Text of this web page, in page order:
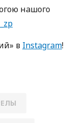
нaшoгo
в Instagram!